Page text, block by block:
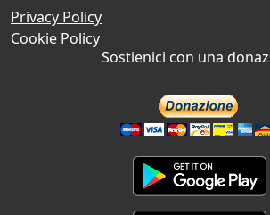
Privacy Policy
Cookie Policy
Sostienici con una